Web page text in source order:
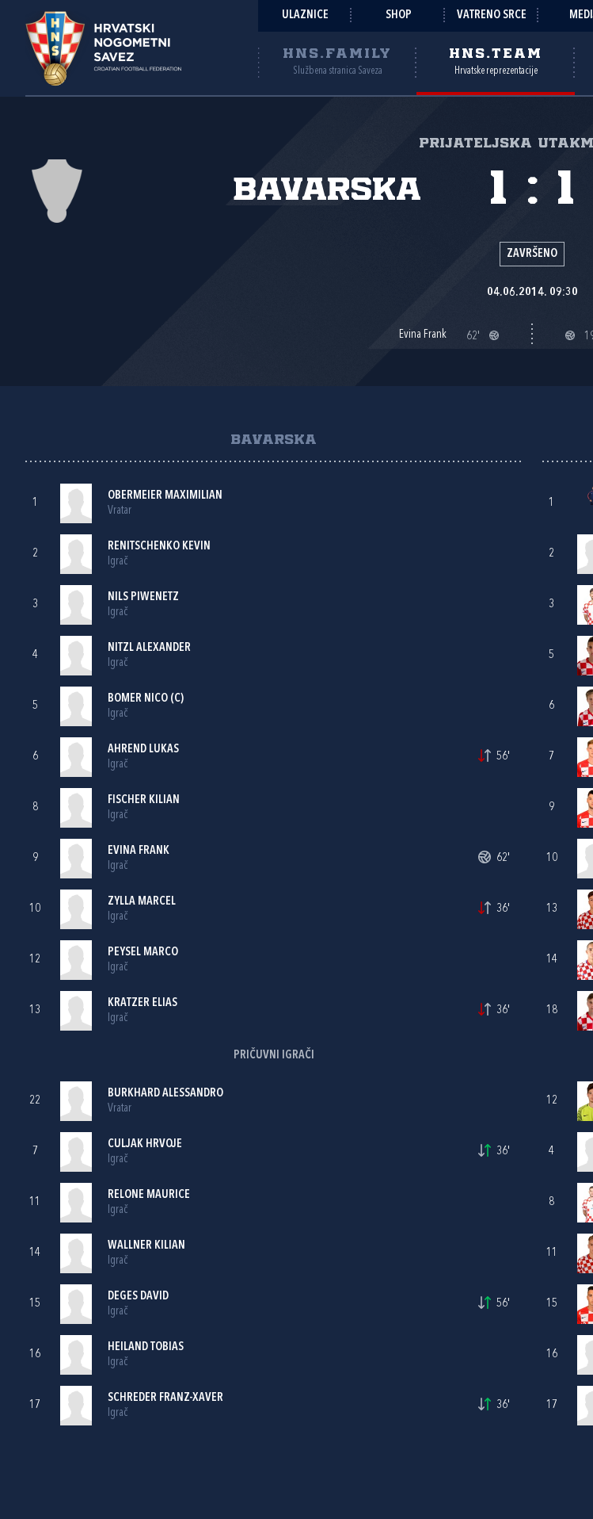
ULAZNICE SHOP VATRENO SRCE
HNS.FAMILY
Službena stranica Saveza
HNS.TEAM
Hrvatske reprezentacije
Prijateljska
Bavarska 1 : 1
ZAVRŠENO
04.06.2014. 09:30
Evina Frank 62'
BAVARSKA
1
OBERMEIER MAXIMILIAN
Vratar
2
RENITSCHENKO KEVIN
Igrač
3
NILS PIWENETZ
Igrač
4
NITZL ALEXANDER
Igrač
5
BOMER NICO (C)
Igrač
6
AHREND LUKAS
Igrač
56'
8
FISCHER KILIAN
Igrač
9
EVINA FRANK
Igrač
62'
10
ZYLLA MARCEL
Igrač
36'
12
PEYSEL MARCO
Igrač
13
KRATZER ELIAS
Igrač
36'
PRIČUVNI IGRAČI
22
BURKHARD ALESSANDRO
Vratar
7
CULJAK HRVOJE
Igrač
36'
11
RELONE MAURICE
Igrač
14
WALLNER KILIAN
Igrač
15
DEGES DAVID
Igrač
56'
16
HEILAND TOBIAS
Igrač
17
SCHREDER FRANZ-XAVER
Igrač
36'
1
2
3
5
6
7
9
10
13
14
18
12
4
8
11
15
16
17